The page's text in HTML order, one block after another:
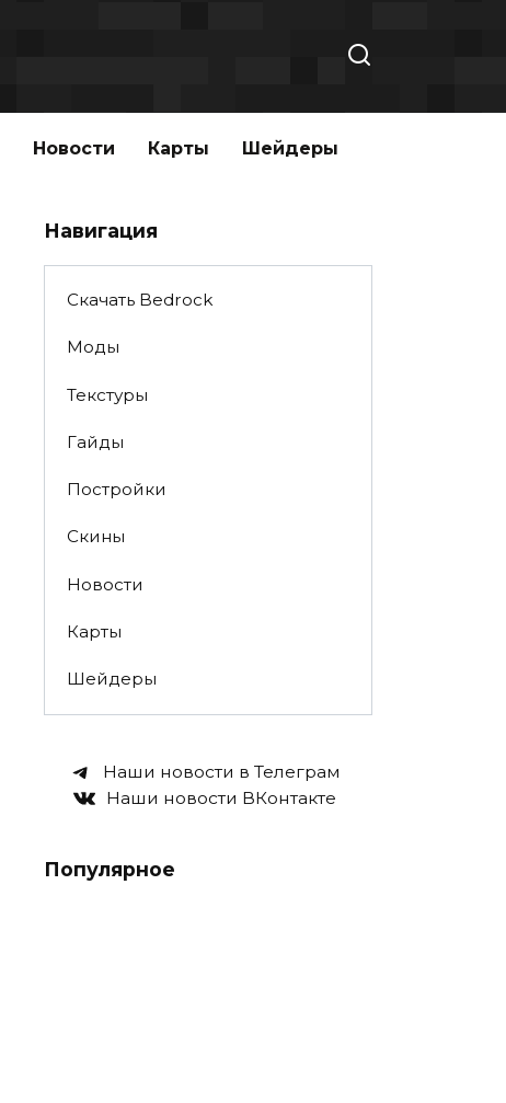
Новости Карты Шейдеры
Навигация
Скачать Bedrock
Моды
Текстуры
Гайды
Постройки
Скины
Новости
Карты
Шейдеры
Наши новости в Телеграм
Наши новости ВКонтакте
Популярное